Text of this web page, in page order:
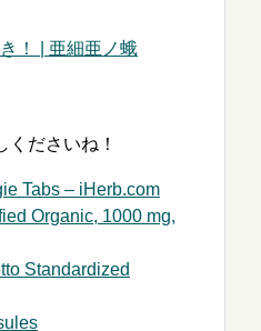
！ | 亜細亜ノ蛾
くださいね！
Tabs – iHerb.com
Organic, 1000 mg,
Standardized